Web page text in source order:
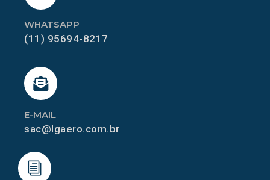
E-MAIL
sac@lgaero.com.br
WHATSAPP
(11) 95694-8217